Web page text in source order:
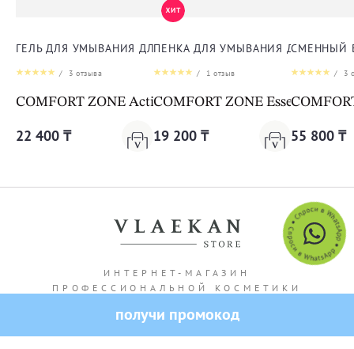
ГЕЛЬ ДЛЯ УМЫВАНИЯ ДЛЯ ЛИЦА
/ 3 отзыва
COMFORT ZONE Active Pureness Gel
22 400 ₸
ПЕНКА ДЛЯ УМЫВАНИЯ ДЛЯ ЛИЦА
/ 1 отзыв
COMFORT ZONE Essential Face
19 200 ₸
СМЕННЫЙ
/ 3
55 800 ₸
ИНТЕРНЕТ-МАГАЗИН
ПРОФЕССИОНАЛЬНОЙ КОСМЕТИКИ
получи промокод